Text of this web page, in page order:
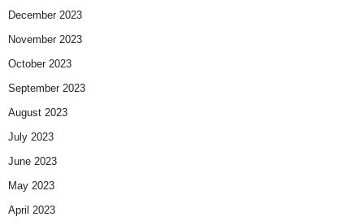
December 2023
November 2023
October 2023
September 2023
August 2023
July 2023
June 2023
May 2023
April 2023